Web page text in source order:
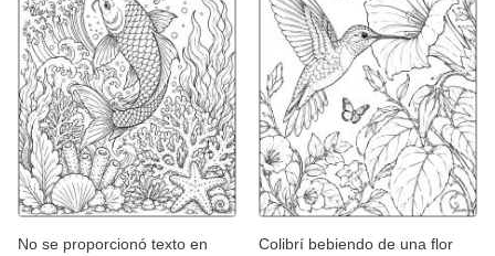
No se proporcionó texto en
Colibrí bebiendo de una flor